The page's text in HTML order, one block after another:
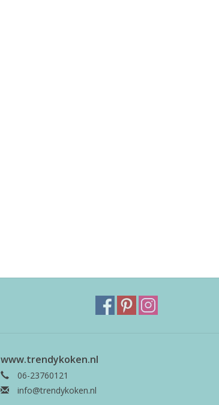
www.trendykoken.nl
06-23760121
info@trendykoken.nl